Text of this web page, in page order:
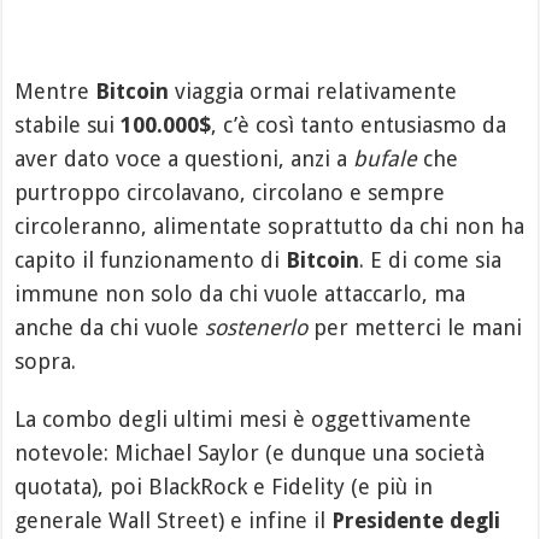
Mentre Bitcoin viaggia ormai relativamente
stabile sui100.000$, c’è così tanto entusiasmo da
aver dato voce a questioni, anzi a bufaleche
purtroppo circolavano, circolano e sempre
circoleranno, alimentate soprattutto da chi non ha
capito il funzionamento di Bitcoin. E di come sia
immune non solo da chi vuole attaccarlo, ma
anche da chi vuole sostenerloper metterci le mani
sopra.
La combo degli ultimi mesi è oggettivamente
notevole: Michael Saylor (e dunque una società
quotata), poi BlackRock e Fidelity (e più in
generale Wall Street) e infine il Presidente degli